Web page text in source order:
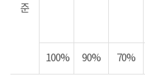
준
100% 90% 70%